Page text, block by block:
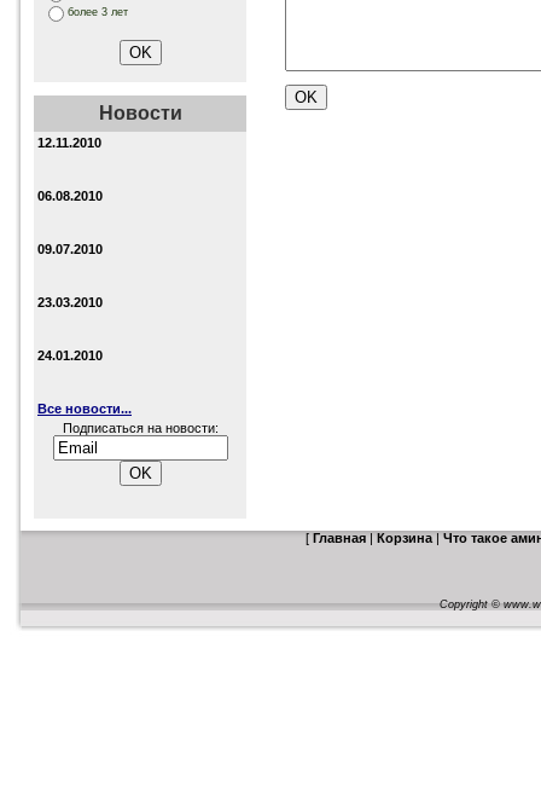
более 3 лет
Новости
12.11.2010
06.08.2010
09.07.2010
23.03.2010
24.01.2010
Все новости...
Подписаться на новости:
[ Главная| Корзина| Что такое
Copyright ©